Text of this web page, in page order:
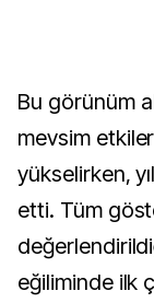
Bu görünüm
mevsim
yükselirken,
etti. Tüm
eğiliminde ilk